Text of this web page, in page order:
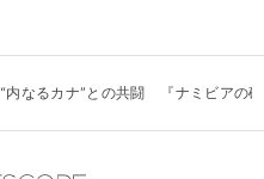
“内なるカナ”との共闘 『ナミビアの